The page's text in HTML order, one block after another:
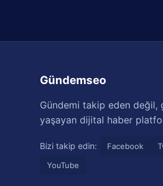
Gündemseo
Gündemi takip eden değil,
yaşayan dijital haber
Bizi takip edin: Facebook
YouTube